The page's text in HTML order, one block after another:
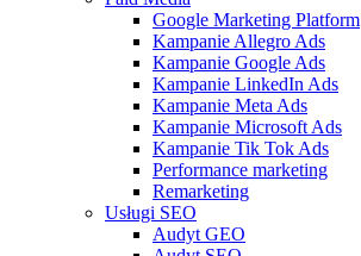
Google Marketing Platform
Kampanie Allegro Ads
Kampanie Google Ads
Kampanie LinkedIn Ads
Kampanie Meta Ads
Kampanie Microsoft Ads
Kampanie Tik Tok Ads
Performance marketing
Remarketing
Usługi SEO
Audyt GEO